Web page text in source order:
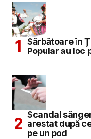
Sărbătoare în
Popular au loc
Scandal
arestat după
pe un pod